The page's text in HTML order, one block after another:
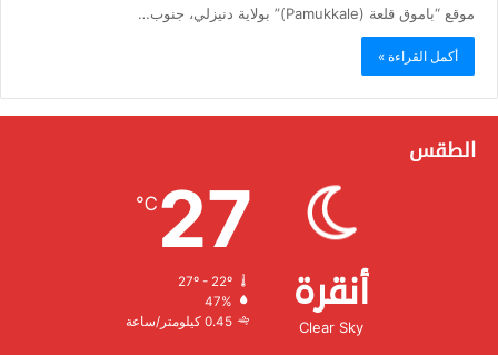
موقع “باموق قلعة (Pamukkale)” بولاية دنيزلي، جنوب…
أكمل القراءة »
الطقس
أنقرة
Clear Sky
27
℃
27º - 22º
الرطوبة:
الرياح:0.45 كيلومتر/ساعة